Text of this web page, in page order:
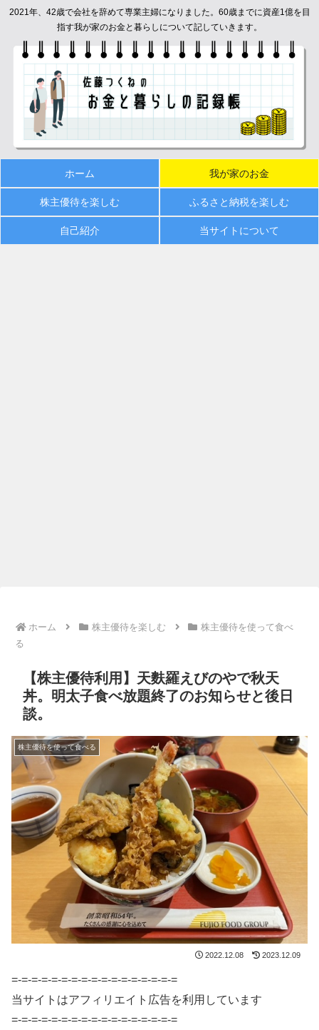
2021年、42歳で会社を辞めて専業主婦になりました。60歳までに資産1億を目
指す我が家のお金と暮らしについて記していきます。
ホーム 我が家のお金
株主優待を楽しむ ふるさと納税を楽しむ
自己紹介 当サイトについて
ホーム 株主優待を楽しむ
株主優待を使って食べ
る
【株主優待利用】天麩羅えびのやで秋天
丼。明太子食べ放題終了のお知らせと後日
談。
株主優待を使って食べる
2022.12.08 2023.12.09
=-=-=-=-=-=-=-=-=-=-=-=-=-=-=-=-=
当サイトはアフィリエイト広告を利用しています
=-=-=-=-=-=-=-=-=-=-=-=-=-=-=-=-=